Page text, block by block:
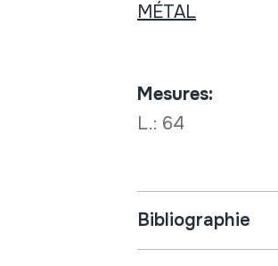
MÉTAL
Mesures:
L.: 64
Bibliographie